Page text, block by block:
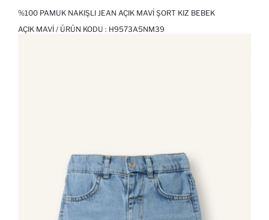
%100 PAMUK NAKIŞLI JEAN AÇIK MAVI ŞORT KIZ BEBEK
AÇIK MAVI / ÜRÜN KODU : H9573A5NM39